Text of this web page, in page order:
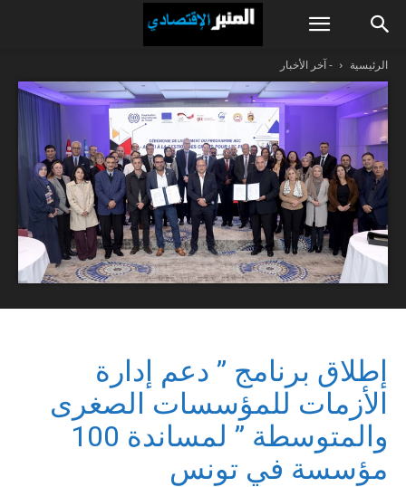
الرئيسية - آخر الأخبار
إطلاق برنامج ” دعم إدارة
الأزمات للمؤسسات الصغرى
والمتوسطة ” لمساندة 100
مؤسسة في تونس